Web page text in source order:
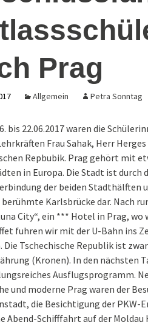
2024
Sertürners-
25-11-
– 80 (+)
Prag
Allgemein Petra Sonntag
bis 22.06.2017 waren die
Frau Sahak, Herr
Repbubik. Prag gehört mit
in Europa. Die Stadt ist durch
der beiden Stadthälften
Karlsbrücke dar. Nach
City“, ein *** Hotel in Prag,
fuhren wir mit der U-Bahn ins
Die Tschechische Republik ist
(Kronen). In den nächsten
Ausflugsprogramm.
und moderne Prag waren der
die Besichtigung der PKW-
Abend-Schifffahrt auf der